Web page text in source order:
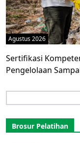
Agustus 2026
Sertifikasi
Pengelolaan
for:
Brosur Pelatihan